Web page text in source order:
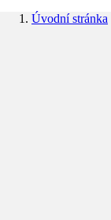
Úvodní stránka